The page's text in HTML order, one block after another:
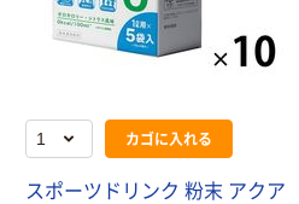
カゴに入れる
スポーツドリンク 粉末 アクア